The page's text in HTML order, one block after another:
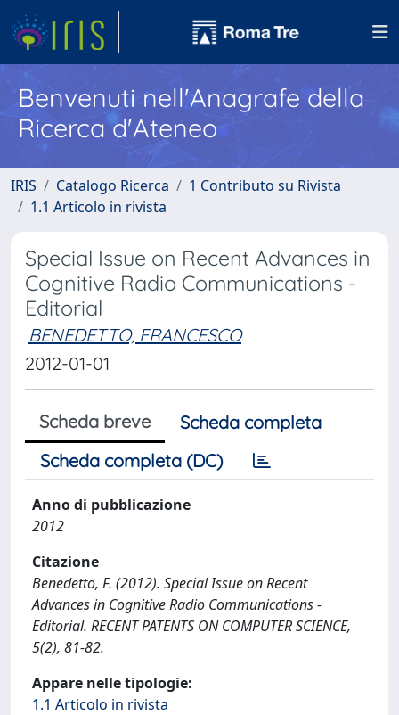
Benvenuti nell'Anagrafe della
Ricerca d'Ateneo
IRIS Catalogo Ricerca
1 Contributo su Rivista
1.1 Articolo in rivista
Special Issue on Recent Advances in
Cognitive Radio Communications -
Editorial
BENEDETTO, FRANCESCO
2012-01-01
Scheda breve
Scheda completa
Scheda completa (DC)
Anno di pubblicazione
2012
Citazione
Benedetto, F. (2012). Special Issue on Recent
Advances in Cognitive Radio Communications -
Editorial. RECENT PATENTS ON COMPUTER SCIENCE,
5(2), 81-82.
Appare nelle tipologie:
1.1 Articolo in rivista